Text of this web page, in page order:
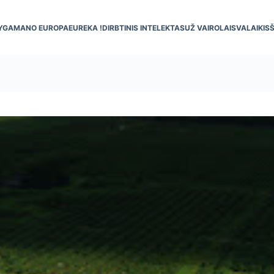
MANO EUROPAEUREKA !DIRBTINIS INTELEKTASUŽ VAIROLAISVALAIKIS